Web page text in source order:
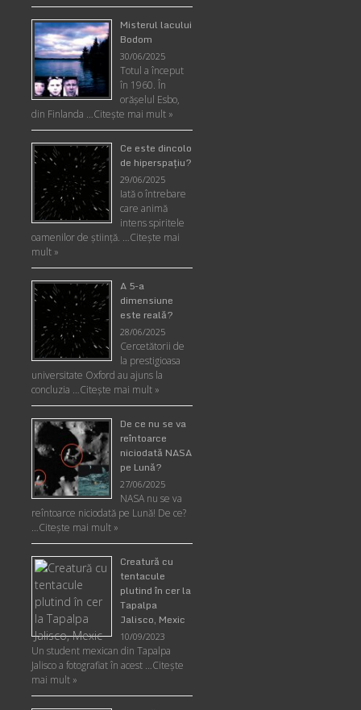
Misterul lacului
Bodom
30/06/2025
Totul a început
în 1960. În
orășelul Esbo,
din Finlanda …Citește mai mult »
Ce este dincolo
de hiperspaţiu?
29/06/2025
Iată o întrebare
care animă
intens spiritele
oamenilor de ştiinţă. …Citește mai
mult »
A 5-a
dimensiune
este reală?
28/06/2025
Cercetătorii de
la prestigioasa
universitate Oxford au ajuns la
concluzia …Citește mai mult »
De ce nu se va
reîntoarce
niciodată NASA
pe Lună?
27/06/2025
NASA nu se va
reîntoarce niciodată pe Lună! De ce?
…Citește mai mult »
Creatură cu
tentacule
plutind în cer la
Tapalpa
Jalisco, Mexic
10/09/2023
Un student mexican din Tapalpa
Jalisco a fotografiat în acest …Citește
mai mult »